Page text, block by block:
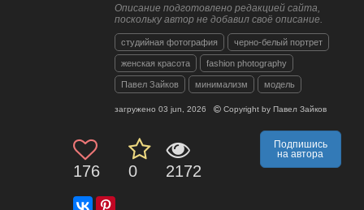
Описание подготовлено редакцией сайта,
поскольку автор не добавил своё описание.
студийная фотография черно-белый портрет
женская красота fashion photography
Павел Зайков минимализм модель
загружено 03 jun, 2026 Copyright by Павел Зайков
176 0 2172
Подпишись
на автора